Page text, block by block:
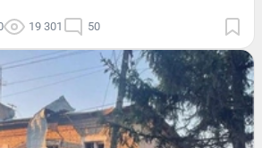
19 301 50